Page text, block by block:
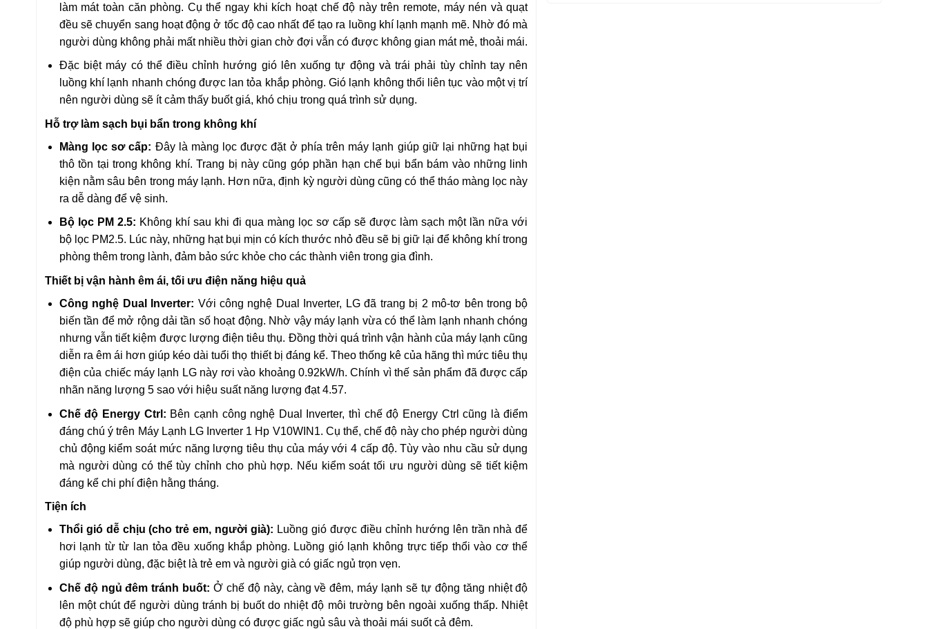
làm mát toàn căn phòng. Cụ thể ngay khi kích hoạt chế độ này trên remote, máy nén và quạt
đều sẽ chuyển sang hoạt động ở tốc độ cao nhất để tạo ra luồng khí lạnh mạnh mẽ. Nhờ đó mà
người dùng không phải mất nhiều thời gian chờ đợi vẫn có được không gian mát mẻ, thoải mái.
Đặc biệt máy có thể điều chỉnh hướng gió lên xuống tự động và trái phải tùy chỉnh tay nên
luồng khí lạnh nhanh chóng được lan tỏa khắp phòng. Gió lạnh không thổi liên tục vào một vị trí
nên người dùng sẽ ít cảm thấy buốt giá, khó chịu trong quá trình sử dụng.
Hỗ trợ làm sạch bụi bẩn trong không khí
Màng lọc sơ cấp: Đây là màng lọc được đặt ở phía trên máy lạnh giúp giữ lại những hạt bụi
thô tồn tại trong không khí. Trang bị này cũng góp phần hạn chế bụi bẩn bám vào những linh
kiện nằm sâu bên trong máy lạnh. Hơn nữa, định kỳ người dùng cũng có thể tháo màng lọc này
ra dễ dàng để vệ sinh.
Bộ lọc PM 2.5: Không khí sau khi đi qua màng lọc sơ cấp sẽ được làm sạch một lần nữa với
bộ lọc PM2.5. Lúc này, những hạt bụi mịn có kích thước nhỏ đều sẽ bị giữ lại để không khí trong
phòng thêm trong lành, đảm bảo sức khỏe cho các thành viên trong gia đình.
Thiết bị vận hành êm ái, tối ưu điện năng hiệu quả
Công nghệ Dual Inverter: Với công nghệ Dual Inverter, LG đã trang bị 2 mô-tơ bên trong bộ
biến tần để mở rộng dải tần số hoạt động. Nhờ vậy máy lạnh vừa có thể làm lạnh nhanh chóng
nhưng vẫn tiết kiệm được lượng điện tiêu thụ. Đồng thời quá trình vận hành của máy lạnh cũng
diễn ra êm ái hơn giúp kéo dài tuổi thọ thiết bị đáng kể. Theo thống kê của hãng thì mức tiêu thụ
điện của chiếc máy lạnh LG này rơi vào khoảng 0.92kW/h. Chính vì thế sản phẩm đã được cấp
nhãn năng lượng 5 sao với hiệu suất năng lượng đạt 4.57.
Chế độ Energy Ctrl: Bên cạnh công nghệ Dual Inverter, thì chế độ Energy Ctrl cũng là điểm
đáng chú ý trên Máy Lạnh LG Inverter 1 Hp V10WIN1. Cụ thể, chế độ này cho phép người dùng
chủ động kiểm soát mức năng lượng tiêu thụ của máy với 4 cấp độ. Tùy vào nhu cầu sử dụng
mà người dùng có thể tùy chỉnh cho phù hợp. Nếu kiểm soát tối ưu người dùng sẽ tiết kiệm
đáng kể chi phí điện hằng tháng.
Tiện ích
Thổi gió dễ chịu (cho trẻ em, người già): Luồng gió được điều chỉnh hướng lên trần nhà để
hơi lạnh từ từ lan tỏa đều xuống khắp phòng. Luồng gió lạnh không trực tiếp thổi vào cơ thể
giúp người dùng, đặc biệt là trẻ em và người già có giấc ngủ trọn vẹn.
Chế độ ngủ đêm tránh buốt: Ở chế độ này, càng về đêm, máy lạnh sẽ tự động tăng nhiệt độ
lên một chút để người dùng tránh bị buốt do nhiệt độ môi trường bên ngoài xuống thấp. Nhiệt
độ phù hợp sẽ giúp cho người dùng có được giấc ngủ sâu và thoải mái suốt cả đêm.